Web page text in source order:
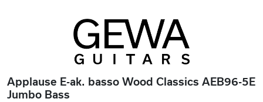
Applause E-ak. basso Wood Classics AEB96-5E
Jumbo Bass